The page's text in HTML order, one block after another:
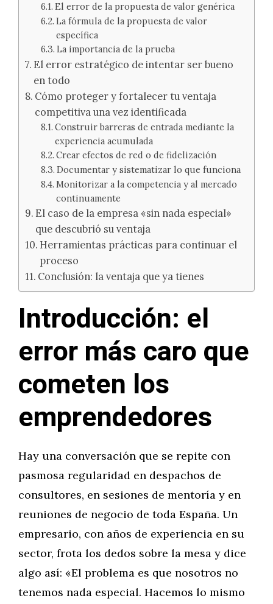
El error de la propuesta de valor genérica
La fórmula de la propuesta de valor
específica
La importancia de la prueba
El error estratégico de intentar ser bueno
en todo
Cómo proteger y fortalecer tu ventaja
competitiva una vez identificada
Construir barreras de entrada mediante la
experiencia acumulada
Crear efectos de red o de fidelización
Documentar y sistematizar lo que funciona
Monitorizar a la competencia y al mercado
continuamente
El caso de la empresa «sin nada especial»
que descubrió su ventaja
Herramientas prácticas para continuar el
proceso
Conclusión: la ventaja que ya tienes
Introducción: el
error más caro que
cometen los
emprendedores
Hay una conversación que se repite con
pasmosa regularidad en despachos de
consultores, en sesiones de mentoría y en
reuniones de negocio de toda España. Un
empresario, con años de experiencia en su
sector, frota los dedos sobre la mesa y dice
algo así: «El problema es que nosotros no
tenemos nada especial. Hacemos lo mismo